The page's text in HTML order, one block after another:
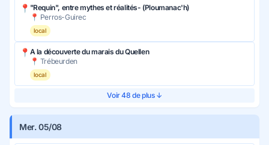
📍 "Requin", entre mythes et réalités- (Ploumanac'h)
📍 Perros-Guirec
local
📍 A la découverte du marais du Quellen
📍 Trébeurden
local
Voir 48 de plus ↓
Mer. 05/08